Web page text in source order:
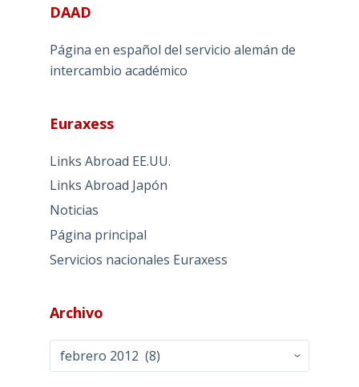
DAAD
Página en español del servicio alemán de
intercambio académico
Euraxess
Links Abroad EE.UU.
Links Abroad Japón
Noticias
Página principal
Servicios nacionales Euraxess
Archivo
Archivo